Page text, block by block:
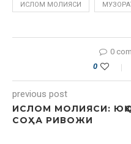
ИСЛОМ МОЛИЯСИ
0
0
previous post
ИСЛОМ МОЛИЯСИ:
СОҲА РИВОЖИ